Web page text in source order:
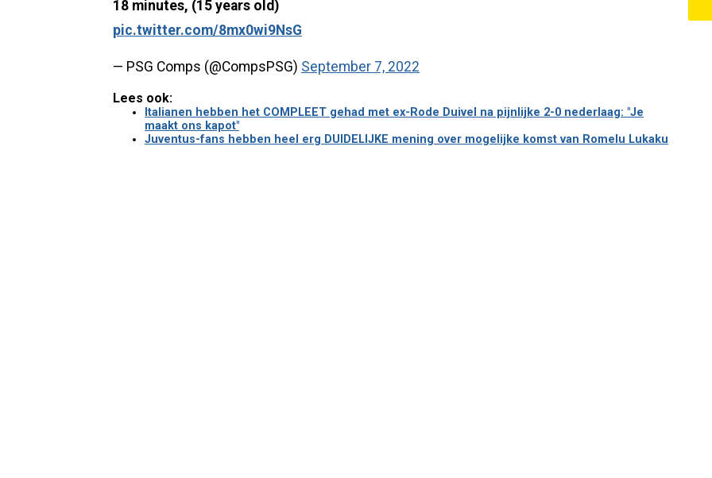
18 minutes, (15 years old)
pic.twitter.com/8mx0wi9NsG
— PSG Comps (@CompsPSG) September 7, 2022
Lees ook:
Italianen hebben het COMPLEET gehad met ex-Rode Duivel na pijnlijke 2-0 nederlaag: "Je
maakt ons kapot"
Juventus-fans hebben heel erg DUIDELIJKE mening over mogelijke komst van Romelu Lukaku